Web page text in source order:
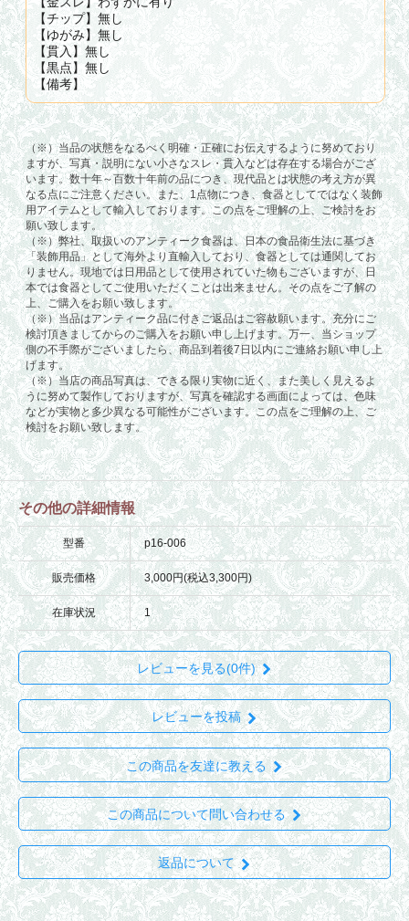
【チップ】無し
【ゆがみ】無し
【貫入】無し
【黒点】無し
【備考】
その他の詳細情報
型番 p16-006
販売価格 3,000円(税込3,300円)
在庫状況 1
レビューを見る(0件)
レビューを投稿
この商品を友達に教える
この商品について問い合わせる
返品について